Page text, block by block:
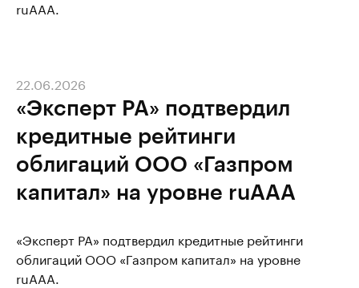
ruAAA.
«Эксперт РА» подтвердил
кредитные рейтинги
облигаций ООО «Газпром
капитал» на уровне ruAAA
22.06.2026
«Эксперт РА» подтвердил кредитные рейтинги
облигаций ООО «Газпром капитал» на уровне
ruAAA.